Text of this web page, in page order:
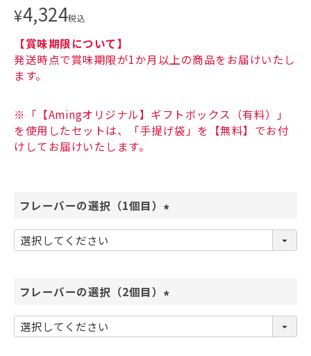
¥4,324税込
【賞味期限について】
発送時点で賞味期限が1か月以上の商品をお届けいたし
ます。
※「【Amingオリジナル】ギフトボックス（有料）」
を使用したセットは、「手提げ袋」を【無料】でお付
けしてお届けいたします。
フレーバーの選択（1個目）
(
フレーバーの選択（2個目）
(